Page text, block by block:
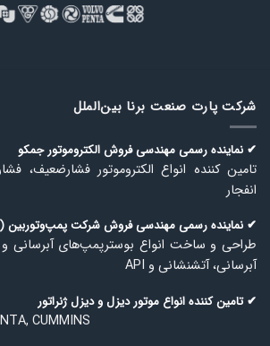
شرکت پارت صنعت برنا بین‌الملل
✔ نماینده رسمی مهندسی فروش الكتروموتور جمكو
تامین كننده انواع الكتروموتور فشارضعیف،
انفجار
✔ نماینده رسمی مهندسی فروش شركت پمپ‌وتوربین
طراحی و ساخت انواع بوسترپمپ‌های آبرسانی و
آبرسانی، آتشنشانی و API
✔ تامین كننده انواع موتور دیزل و دیزل ژنراتور
CUMMINS